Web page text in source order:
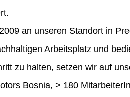
an unseren Standort in
Arbeitsplatz und
zu halten, setzen wir auf
Bosnia, > 180